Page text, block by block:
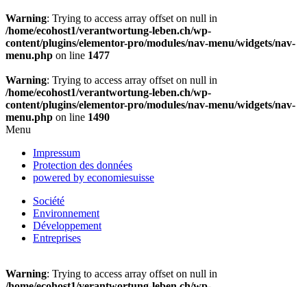
Warning: Trying to access array offset on null in
/home/ecohost1/verantwortung-leben.ch/wp-
content/plugins/elementor-pro/modules/nav-menu/widgets/nav-
menu.php on line 1477
Warning: Trying to access array offset on null in
/home/ecohost1/verantwortung-leben.ch/wp-
content/plugins/elementor-pro/modules/nav-menu/widgets/nav-
menu.php on line 1490
Menu
Impressum
Protection des données
powered by economiesuisse
Société
Environnement
Développement
Entreprises
Warning: Trying to access array offset on null in